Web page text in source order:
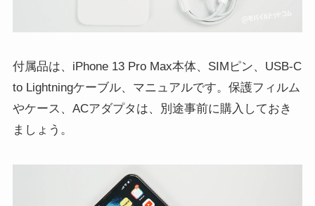
付属品は、iPhone 13 Pro Max本体、SIMピン、USB-C
to Lightningケーブル、マニュアルです。保護フィルム
やケース、ACアダプタは、別途事前に購入しておき
ましょう。